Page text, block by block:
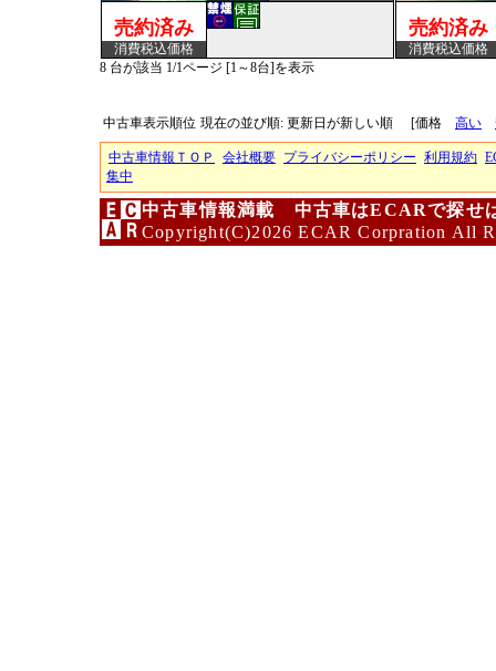
売約済み
消費税込価格
売約済み
消費税込価格
8 台が該当 1/1ページ [1～8台]を表示
中古車表示順位 現在の並び順: 更新日が新しい順 [価格 高い
中古車情報ＴＯＰ 会社概要 プライバシーポリシー 利用規約
集中
中古車情報満載 中古車はECARで探せ
Copyright(C)2026 ECAR Corpration All